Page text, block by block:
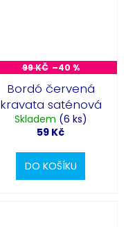
99 KČ –40 %
Bordó červená
kravata saténová
Skladem (6 ks)
59 Kč
DO KOŠÍKU